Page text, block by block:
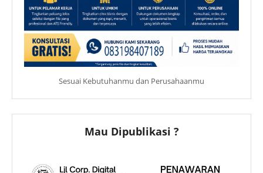
Sesuai Kebutuhanmu dan Perusahaanmu
Mau Dipublikasi ?